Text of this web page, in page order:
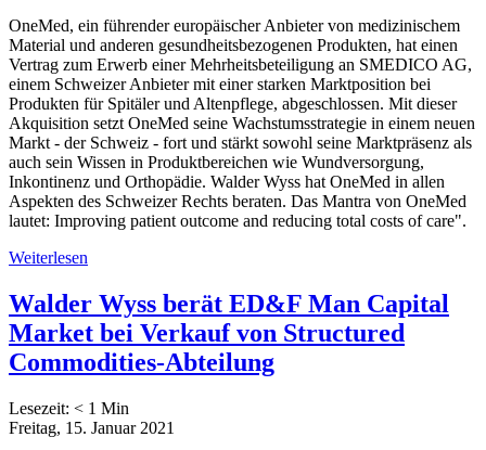
OneMed, ein führender europäischer Anbieter von medizinischem
Material und anderen gesundheitsbezogenen Produkten, hat einen
Vertrag zum Erwerb einer Mehrheitsbeteiligung an SMEDICO AG,
einem Schweizer Anbieter mit einer starken Marktposition bei
Produkten für Spitäler und Altenpflege, abgeschlossen. Mit dieser
Akquisition setzt OneMed seine Wachstumsstrategie in einem neuen
Markt - der Schweiz - fort und stärkt sowohl seine Marktpräsenz als
auch sein Wissen in Produktbereichen wie Wundversorgung,
Inkontinenz und Orthopädie. Walder Wyss hat OneMed in allen
Aspekten des Schweizer Rechts beraten. Das Mantra von OneMed
lautet: Improving patient outcome and reducing total costs of care".
Weiterlesen
Walder Wyss berät ED&F Man Capital
Market bei Verkauf von Structured
Commodities-Abteilung
Lesezeit: < 1 Min
Freitag, 15. Januar 2021